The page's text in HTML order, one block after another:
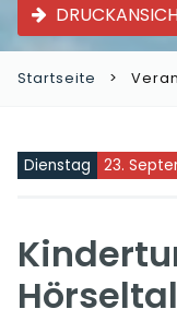
Startseite
Dienstag 23.